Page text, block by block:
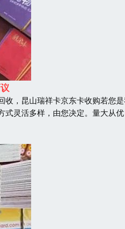
，昆山瑞祥卡京东卡收购若您
灵活多样，由您决定。量大从